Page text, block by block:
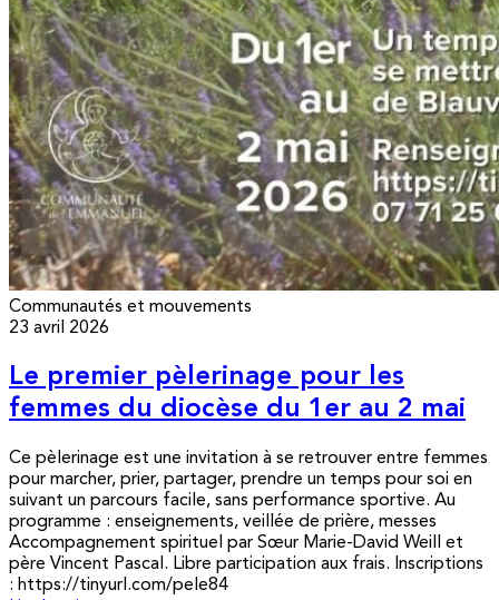
Communautés et mouvements
23 avril 2026
Le premier pèlerinage pour les
femmes du diocèse du 1er au 2 mai
Ce pèlerinage est une invitation à se retrouver entre femmes
pour marcher, prier, partager, prendre un temps pour soi en
suivant un parcours facile, sans performance sportive. Au
programme : enseignements, veillée de prière, messes
Accompagnement spirituel par Sœur Marie-David Weill et
père Vincent Pascal. Libre participation aux frais. Inscriptions
: https://tinyurl.com/pele84